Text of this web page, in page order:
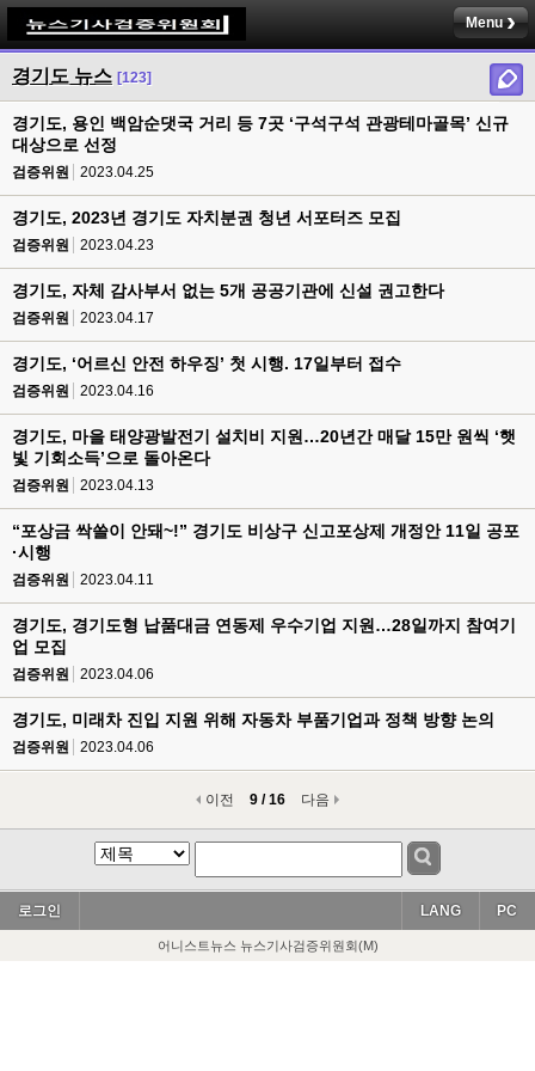
Menu
경기도 뉴스 [123]
경기도, 용인 백암순댓국 거리 등 7곳 ‘구석구석 관광테마골목’ 신규
대상으로 선정
검증위원 2023.04.25
경기도, 2023년 경기도 자치분권 청년 서포터즈 모집
검증위원 2023.04.23
경기도, 자체 감사부서 없는 5개 공공기관에 신설 권고한다
검증위원 2023.04.17
경기도, ‘어르신 안전 하우징’ 첫 시행. 17일부터 접수
검증위원 2023.04.16
경기도, 마을 태양광발전기 설치비 지원…20년간 매달 15만 원씩 ‘햇
빛 기회소득’으로 돌아온다
검증위원 2023.04.13
“포상금 싹쓸이 안돼~!” 경기도 비상구 신고포상제 개정안 11일 공포
·시행
검증위원 2023.04.11
경기도, 경기도형 납품대금 연동제 우수기업 지원…28일까지 참여기
업 모집
검증위원 2023.04.06
경기도, 미래차 진입 지원 위해 자동차 부품기업과 정책 방향 논의
검증위원 2023.04.06
이전 9 / 16 다음
로그인 PC
LANG
어니스트뉴스 뉴스기사검증위원회(M)